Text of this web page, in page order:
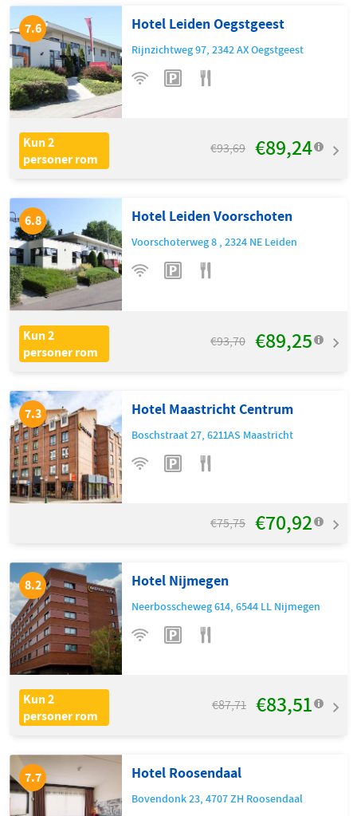
7.7 Hotel Roosendaal
Bovendonk 23,4707 ZH Roosendaal
8.2 Hotel Nijmegen
Neerbosscheweg 614,6544 LL Nijmegen
Kun 2
personer rom
€87,71 €83,51
7.3 Hotel Maastricht Centrum
Boschstraat 27,6211AS Maastricht
€75,75 €70,92
6.8 Hotel Leiden Voorschoten
Voorschoterweg 8 ,2324 NE Leiden
Kun 2
personer rom
€93,70 €89,25
7.6 Hotel Leiden Oegstgeest
Rijnzichtweg 97,2342 AXOegstgeest
Kun 2
personer rom
€93,69 €89,24